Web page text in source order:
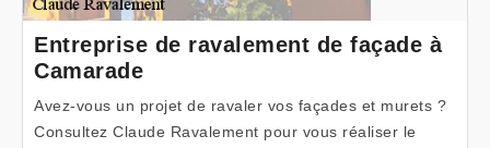
Entreprise de ravalement de façade à
Camarade
Avez-vous un projet de ravaler vos façades et murets ?
Consultez Claude Ravalement pour vous réaliser le